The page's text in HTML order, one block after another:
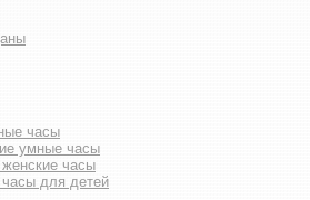
часы
умные часы
часы
для детей